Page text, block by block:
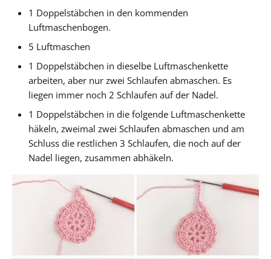
1 Doppelstäbchen in den kommenden
Luftmaschenbogen.
5 Luftmaschen
1 Doppelstäbchen in dieselbe Luftmaschenkette
arbeiten, aber nur zwei Schlaufen abmaschen. Es
liegen immer noch 2 Schlaufen auf der Nadel.
1 Doppelstäbchen in die folgende Luftmaschenkette
häkeln, zweimal zwei Schlaufen abmaschen und am
Schluss die restlichen 3 Schlaufen, die noch auf der
Nadel liegen, zusammen abhäkeln.